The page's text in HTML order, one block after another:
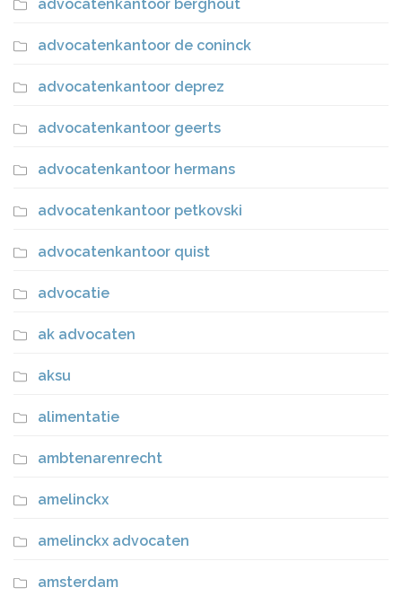
advocatenkantoor berghout
advocatenkantoor de coninck
advocatenkantoor deprez
advocatenkantoor geerts
advocatenkantoor hermans
advocatenkantoor petkovski
advocatenkantoor quist
advocatie
ak advocaten
aksu
alimentatie
ambtenarenrecht
amelinckx
amelinckx advocaten
amsterdam